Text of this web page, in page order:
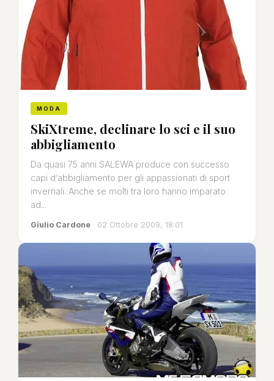
MODA
SkiXtreme, declinare lo sci e il suo
abbigliamento
Da quasi 75 anni SALEWA produce con successo
capi d‘abbigliamento per gli appassionati di sport
invernali. Anche se molti tra loro hanno imparato
ad...
Giulio Cardone · 02 Ottobre 2009, 18:01